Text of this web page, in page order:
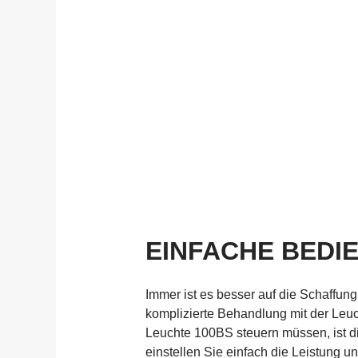
EINFACHE
Immer ist es besser auf die
komplizierte Behandlung mit der
Leuchte 100BS steuern müssen, ist
einstellen Sie einfach die Leistung